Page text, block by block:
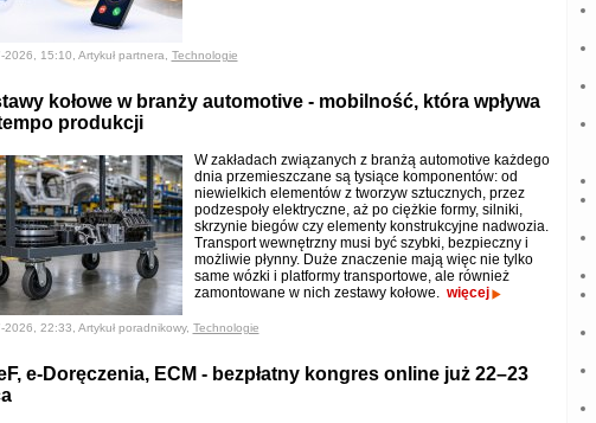
2026, 15:10, Artykuł partnera, Technologie
kołowe w branży automotive - mobilność, która wpływa
produkcji
W zakładach związanych z branżą automotive każdego
dnia przemieszczane są tysiące komponentów: od
niewielkich elementów z tworzyw sztucznych, przez
podzespoły elektryczne, aż po ciężkie formy, silniki,
skrzynie biegów czy elementy konstrukcyjne nadwozia.
Transport wewnętrzny musi być szybki, bezpieczny i
możliwie płynny. Duże znaczenie mają więc nie tylko
same wózki i platformy transportowe, ale również
zamontowane w nich zestawy kołowe. więcej
2026, 22:33, Artykuł poradnikowy, Technologie
e-Doręczenia, ECM - bezpłatny kongres online już 22–23